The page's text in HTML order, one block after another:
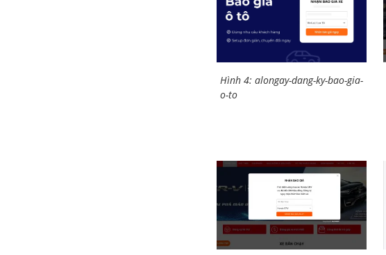
Hình 4: alongay-dang-ky-bao-gia-
o-to